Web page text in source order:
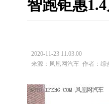
智跑钜惠
2020-11-23 11:03:00
来源：凤凰网汽车 作者：综